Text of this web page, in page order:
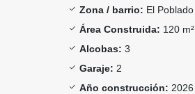
Zona / barrio: El Poblado
Área Construida: 120 m²
Alcobas: 3
Garaje: 2
Año construcción: 2026